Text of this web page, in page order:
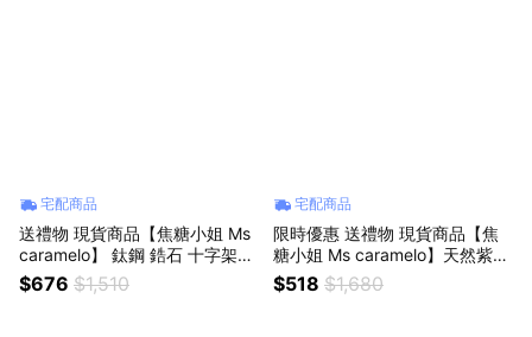
宅配商品
送禮物 現貨商品【焦糖小姐 Ms
caramelo】 鈦鋼 鋯石 十字架項
鍊
$676 $1,510
宅配商品
限時優惠 送禮物 現貨商品【焦
糖小姐 Ms caramelo】天然紫水
晶迷你發財樹+紫水晶礦石 創意
裝飾 辦公室 小物擺件 送禮物
$518 $1,680